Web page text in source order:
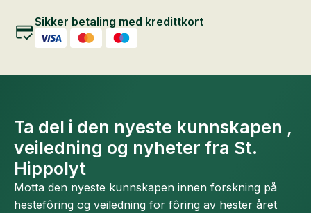
Sikker betaling med kredittkort
Ta del i den nyeste kunnskapen ,
veiledning og nyheter fra St.
Hippolyt
Motta den nyeste kunnskapen innen forskning på
hestefôring og veiledning for fôring av hester året